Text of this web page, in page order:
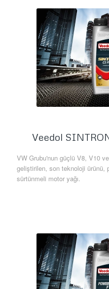
Veedol
VW Grubu'nun güçlü V8, V10
geliştirilen, son teknoloji ürünü,
sürtünmeli motor yağı.